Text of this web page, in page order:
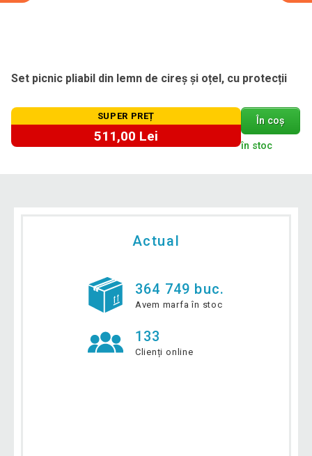
Set picnic pliabil din lemn de cireș și oțel, cu protecții
SUPER PREȚ
511,00 Lei
În coș
în stoc
Actual
364 749 buc.
Avem marfa în stoc
133
Clienți online